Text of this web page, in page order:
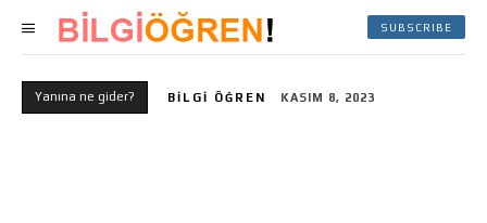
SUBSCRIBE
Yanına ne gider? BILGI ÖĞREN KASIM 8, 2023